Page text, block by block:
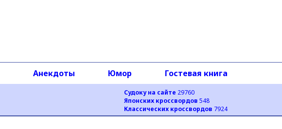
Судоку на сайте 29760
Японских кроссвордов 548
Классических кроссвордов 7924
Анекдоты Юмор Гостевая книга